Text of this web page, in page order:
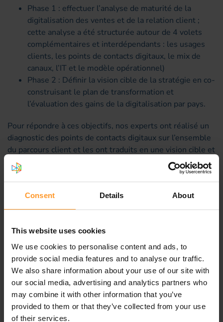
Consent Details About
This website uses cookies
We use cookies to personalise content and ads, to
provide social media features and to analyse our traffic.
We also share information about your use of our site with
our social media, advertising and analytics partners who
may combine it with other information that you’ve
provided to them or that they’ve collected from your use
of their services.
Phase 1 : effectuer l’analyse de maturité de la
digitalisation des ventes et de la relation client ;
cette analyse a été structurée autour de 4 volets
complémentaires et interdépendants : les usages
clients, les points de contacts digitaux, le mix de
canaux, l’IT et le modèle opérationnel)
Phase 2 : Définir la vision cible de la stratégie en co-
construisant le plan de transformation et
l’évaluation des gains de la digitalisation par pays.
Pour répondre à ces objectifs, nos experts ont réalisé un
diagnostic des points de contacts digitaux sur l’ensemble
du parcours client et les ont traduits en une vision cible et
en une roadmap opérationnelle de l’évolution des canaux.
Ils ont modélisé l’évolution de la relation client multicanal
et évalué les gains financiers réalisables suite à la mise
en place de la nouvelle roadmap digitale opérationnelle.
Ils ont ensuite effectué un état des lieux des expertises
digitale en place et celles qui est nécessaire pour mener
ce projet. Ils ont enfin défini une proposition de
gouvernance des projets digitaux à mettre en place.
Tout au long du projet, notre équipe a eu à cœur
d’adopter une démarche très collaborative en impliquant
de nombreux experts du groupe Orange et de chacune
des filiales Orange concernées pour favoriser l’adoption